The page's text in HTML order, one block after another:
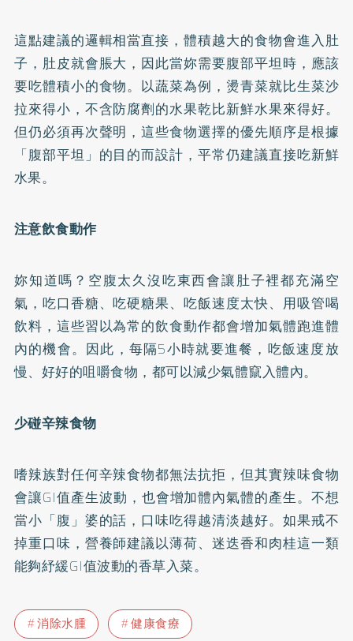
這點建議的邏輯相當直接，體積越大的食物會進入肚
子，肚皮就會脹大，因此當妳需要腹部平坦時，應該
要吃體積小的食物。以蔬菜為例，燙青菜就比生菜沙
拉來得小，不含防腐劑的水果乾比新鮮水果來得好。
但仍必須再次聲明，這些食物選擇的優先順序是根據
「腹部平坦」的目的而設計，平常仍建議直接吃新鮮
水果。
注意飲食動作
妳知道嗎？空腹太久沒吃東西會讓肚子裡都充滿空
氣，吃口香糖、吃硬糖果、吃飯速度太快、用吸管喝
飲料，這些習以為常的飲食動作都會增加氣體跑進體
內的機會。因此，每隔5小時就要進餐，吃飯速度放
慢、好好的咀嚼食物，都可以減少氣體竄入體內。
少碰辛辣食物
嗜辣族對任何辛辣食物都無法抗拒，但其實辣味食物
會讓GI值產生波動，也會增加體內氣體的產生。不想
當小「腹」婆的話，口味吃得越清淡越好。如果戒不
掉重口味，營養師建議以薄荷、迷迭香和肉桂這一類
能夠紓緩GI值波動的香草入菜。
消除水腫 健康食療